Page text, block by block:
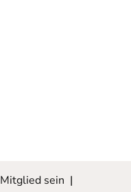
Mitglied sein |